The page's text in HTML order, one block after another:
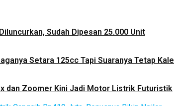
Sudah Dipesan 25.000 Unit
Setara 125cc Tapi Suaranya Tetap
dan Zoomer Kini Jadi Motor Listrik Futuristik